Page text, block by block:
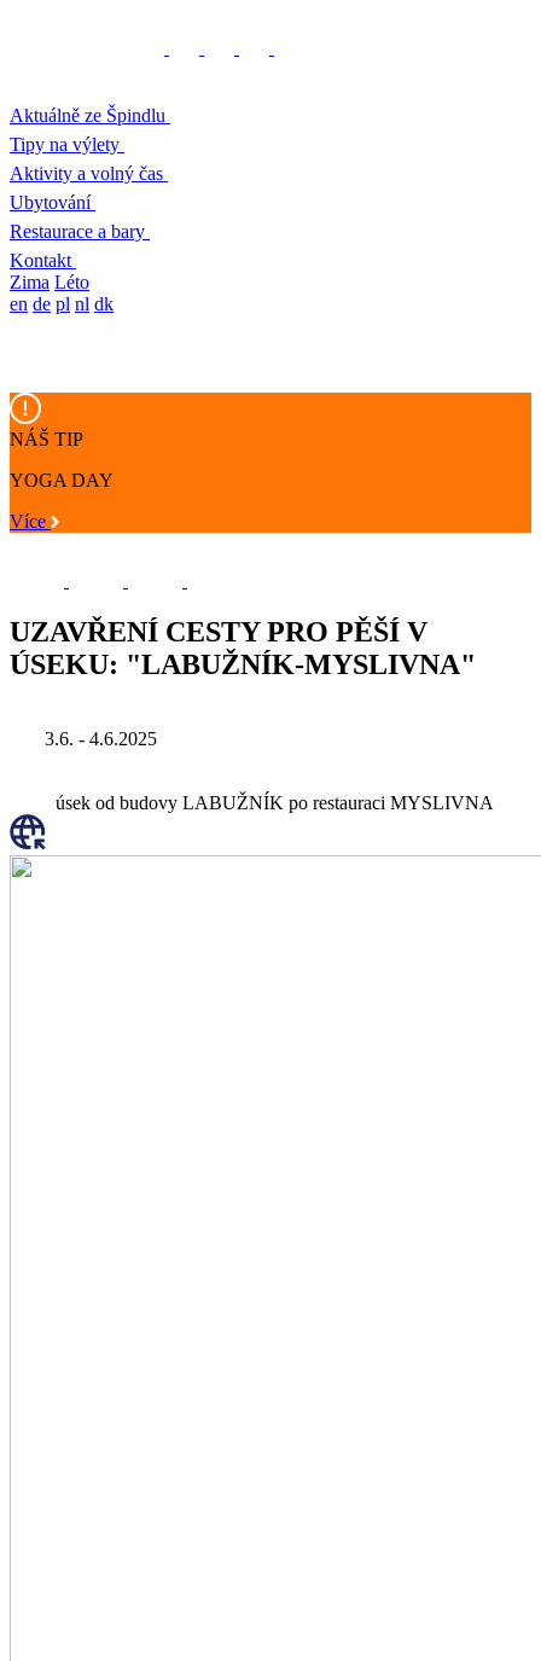
Aktuálně ze Špindlu
Tipy na výlety
Aktivity a volný čas
Ubytování
Restaurace a bary
Kontakt
Zima Léto
en de pl nl dk
NÁŠ TIP
YOGA DAY
Více
UZAVŘENÍ CESTY PRO PĚŠÍ V
ÚSEKU: "LABUŽNÍK-MYSLIVNA"
3.6. - 4.6.2025
úsek od budovy LABUŽNÍK po restauraci MYSLIVNA